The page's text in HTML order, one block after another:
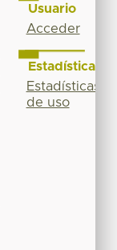
Usuario
Acceder
Estadísticas
Estadísticas
de uso